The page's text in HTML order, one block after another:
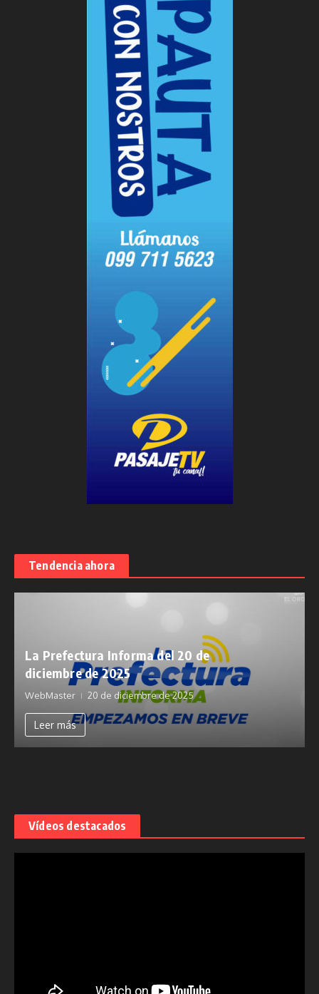
Tendencia ahora
La Prefectura Informa del 20 de
diciembre de 2025
WebMaster 20 de diciembre de 2025
Leer más
Vídeos destacados